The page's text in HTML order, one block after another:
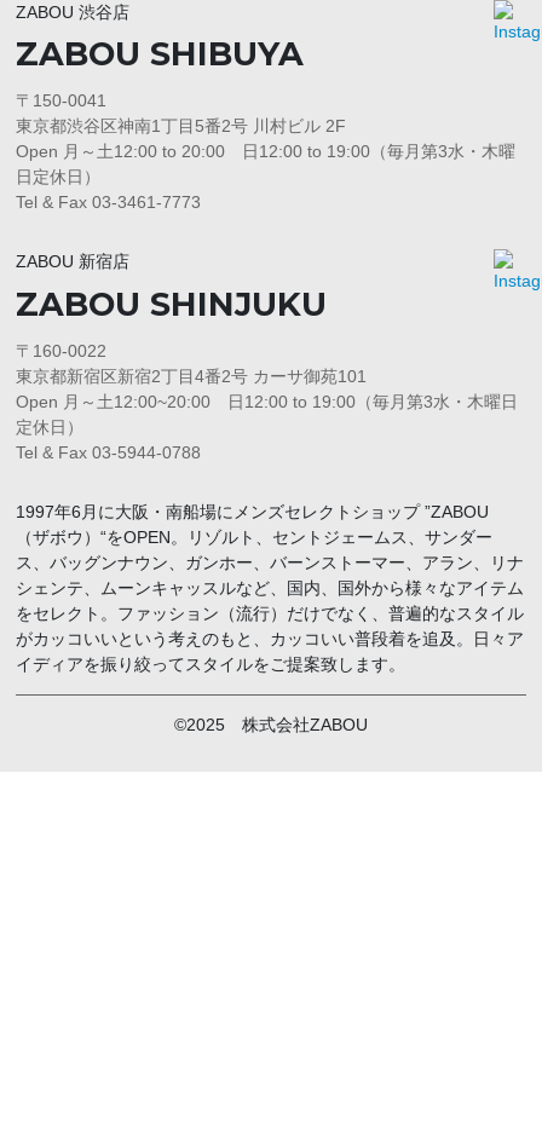
ZABOU 渋谷店
ZABOU SHIBUYA
〒150-0041
東京都渋谷区神南1丁目5番2号 川村ビル 2F
Open 月～土12:00 to 20:00 日12:00 to 19:00（毎月第3水・木曜
日定休日）
Tel & Fax 03-3461-7773
ZABOU 新宿店
ZABOU SHINJUKU
〒160-0022
東京都新宿区新宿2丁目4番2号 カーサ御苑101
Open 月～土12:00~20:00 日12:00 to 19:00（毎月第3水・木曜日
定休日）
Tel & Fax 03-5944-0788
1997年6月に大阪・南船場にメンズセレクトショップ ”ZABOU
（ザボウ）“をOPEN。リゾルト、セントジェームス、サンダー
ス、バッグンナウン、ガンホー、バーンストーマー、アラン、リナ
シェンテ、ムーンキャッスルなど、国内、国外から様々なアイテム
をセレクト。ファッション（流行）だけでなく、普遍的なスタイル
がカッコいいという考えのもと、カッコいい普段着を追及。日々ア
イディアを振り絞ってスタイルをご提案致します。
©2025 株式会社ZABOU